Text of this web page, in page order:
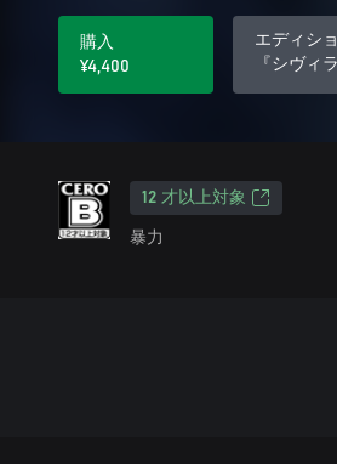
購入
¥4,400
エディシ
『シヴィ
12 才以上対象
暴力